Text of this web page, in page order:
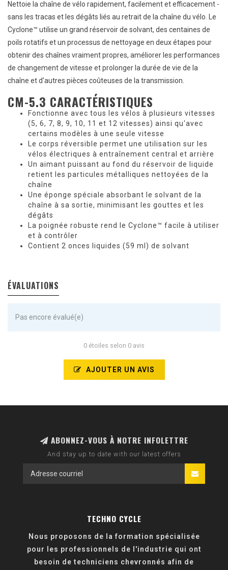
Nettoie la chaîne de vélo rapidement, facilement et efficacement -
sans les tracas et les dégâts liés au retrait de la chaîne du vélo. Le
Cyclone™ utilise un grand réservoir de solvant, des centaines de
poils rotatifs et un processus de nettoyage en deux étapes pour
obtenir des chaînes vraiment propres, améliorer les performances
de changement de vitesse et prolonger la durée de vie de la
chaîne et d'autres pièces coûteuses de la transmission.
CM-5.3 CARACTÉRISTIQUES
Fonctionne avec tous les vélos à plusieurs vitesses
(5, 6, 7, 8, 9, 10, 11 et 12 vitesses) ainsi qu'avec
certains modèles à une seule vitesse
Le corps réversible permet une utilisation sur les
vélos électriques à entraînement central et arrière
Un aimant puissant au fond du réservoir de liquide
retient les particules métalliques nettoyées de la
chaîne
Une éponge spéciale absorbant le solvant de la
chaîne à sa sortie, minimisant les gouttes et les
dégâts
La poignée robuste rend le Cyclone™ facile à utiliser
et à contrôler
Contient 2 onces liquides (59 ml) de solvant
ÉVALUATIONS
Pas encore évalué(e)
0 étoiles selon 0 avis
AJOUTER UN AVIS
ABONNEZ-VOUS À NOTRE INFOLETTRE
And stay up to date with our latest offers
TECHNO CYCLE
Nous proposons de la formation spécialisée
pour les professionnels de l'industrie qui ont
besoin de techniciens chevronnés afin de